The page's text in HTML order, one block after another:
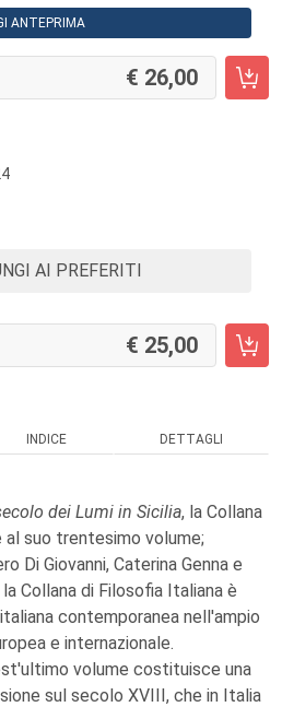
ANTEPRIMA
26,00
AI PREFERITI
25,00
INDICE DETTAGLI
dei Lumi in Sicilia, la Collana
al suo trentesimo volume;
Di Giovanni, Caterina Genna e
Collana di Filosofia Italiana è
contemporanea nell'ampio
e internazionale.
volume costituisce una
sul secolo XVIII, che in Italia